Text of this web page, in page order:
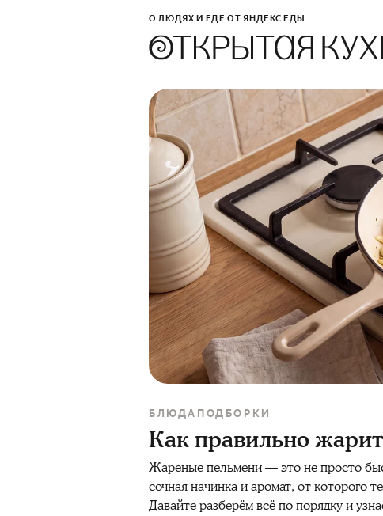
О ЛЮДЯХ И ЕДЕ ОТ ЯНДЕКС ЕДЫ
БЛЮДА ПОДБОРКИ
Как правильно
Жареные пельмени — это не просто
сочная начинка и аромат, от которого
Давайте разберём всё по порядку и